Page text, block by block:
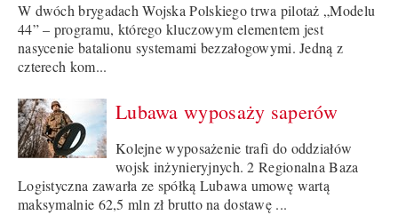
W dwóch brygadach Wojska Polskiego trwa pilotaż „Modelu
44” – programu, którego kluczowym elementem jest
nasycenie batalionu systemami bezzałogowymi. Jedną z
czterech kom...
Lubawa wyposaży saperów
Kolejne wyposażenie trafi do oddziałów
wojsk inżynieryjnych. 2 Regionalna Baza
Logistyczna zawarła ze spółką Lubawa umowę wartą
maksymalnie 62,5 mln zł brutto na dostawę ...